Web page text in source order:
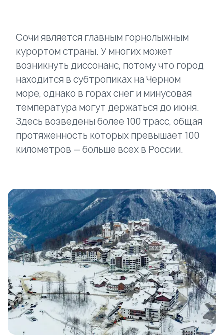
Сочи является главным горнолыжным
курортом страны. У многих может
возникнуть диссонанс, потому что город
находится в субтропиках на Черном
море, однако в горах снег и минусовая
температура могут держаться до июня.
Здесь возведены более 100 трасс, общая
протяженность которых превышает 100
километров — больше всех в России.